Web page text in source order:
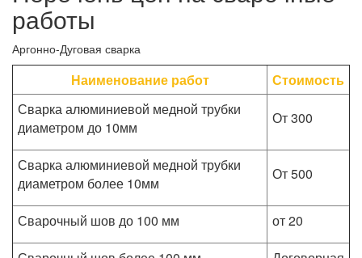
работы
Аргонно-Дуговая сварка
Наименование работ
Стоимость
Сварка алюминиевой медной трубки
диаметром до 10мм
От 300
Сварка алюминиевой медной трубки
диаметром более 10мм
От 500
Сварочный шов до 100 мм
от 20